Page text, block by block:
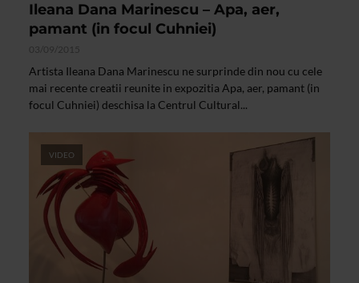
Ileana Dana Marinescu – Apa, aer,
pamant (in focul Cuhniei)
03/09/2015
Artista Ileana Dana Marinescu ne surprinde din nou cu cele
mai recente creatii reunite in expozitia Apa, aer, pamant (in
focul Cuhniei) deschisa la Centrul Cultural...
VIDEO